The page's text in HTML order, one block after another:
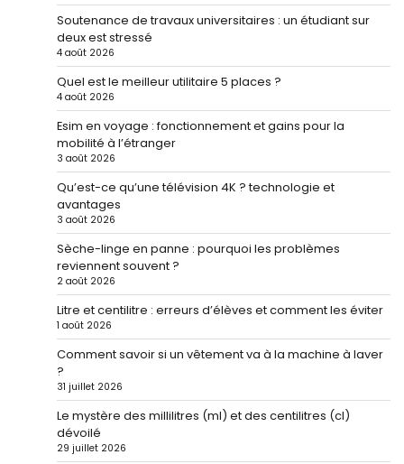
Soutenance de travaux universitaires : un étudiant sur
deux est stressé
4 août 2026
Quel est le meilleur utilitaire 5 places ?
4 août 2026
Esim en voyage : fonctionnement et gains pour la
mobilité à l’étranger
3 août 2026
Qu’est-ce qu’une télévision 4K ? technologie et
avantages
3 août 2026
Sèche-linge en panne : pourquoi les problèmes
reviennent souvent ?
2 août 2026
Litre et centilitre : erreurs d’élèves et comment les éviter
1 août 2026
Comment savoir si un vêtement va à la machine à laver
?
31 juillet 2026
Le mystère des millilitres (ml) et des centilitres (cl)
dévoilé
29 juillet 2026